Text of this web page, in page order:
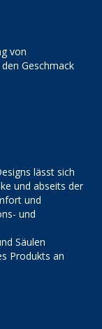
von
Geschmack
lässt sich
und abseits der
und
und
Säulen
Produkts an